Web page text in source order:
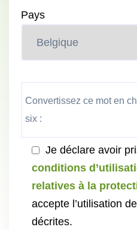
Pays
Convertissez ce mot en
six :
Je déclare avoir
conditions
relatives à la
accepte l’utilisation
décrites.